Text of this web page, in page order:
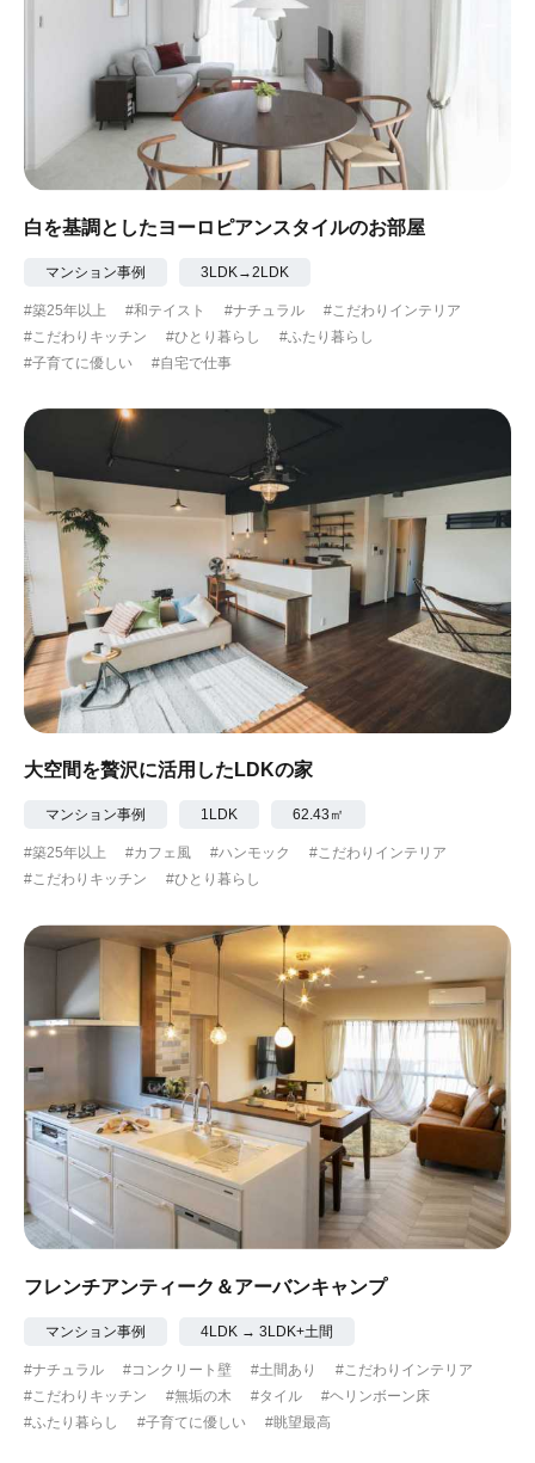
白を基調としたヨーロピアンスタイルのお部屋
マンション事例 3LDK→2LDK
#築25年以上 #和テイスト #ナチュラル
#こだわりインテリア
#こだわりキッチン
#ひとり暮らし
#ふたり暮らし
#子育てに優しい
#自宅で仕事
大空間を贅沢に活用したLDKの家
マンション事例 1LDK 62.43㎡
#築25年以上 #カフェ風 #ハンモック
#こだわりインテリア
#こだわりキッチン
#ひとり暮らし
フレンチアンティーク＆アーバンキャンプ
マンション事例 4LDK → 3LDK+土間
#ナチュラル #コンクリート壁 #土間あり
#こだわりインテリア
#こだわりキッチン
#無垢の木 #タイル
#ヘリンボーン床
#ふたり暮らし
#子育てに優しい #眺望最高